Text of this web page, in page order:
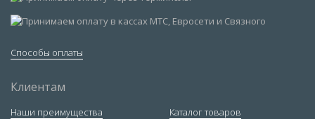
Способы оплаты
Клиентам
Наши преимущества
Каталог товаров